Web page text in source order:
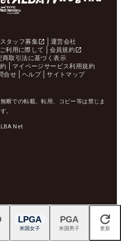
スタッフ募集
運営会社
ご利用に際して
会員規約
商取引法に基づく表示
マイページサービス利用規約
合せ ヘルプ サイトマップ
断での転載、転用、コピー等は禁じま
す。
Net
閉じる
LPGA
米国女子
PGA
米国男子 更新